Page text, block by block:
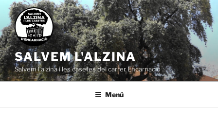
Vés
contingut
SALVEM L'ALZINA
Salvem l'alzina i les casetes del carrer Encarnació
Menú